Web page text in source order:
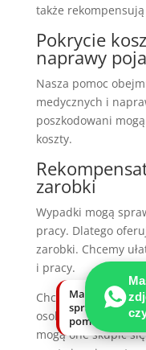
także rekompensują
Pokrycie
naprawy
Nasza pomoc
medycznych i
poszkodowani
koszty.
zarobki
Wypadki mogą
pracy. Dlatego
zarobki. Chcemy
i pracy.
Chcemy zapewnić
osobom
mogą one skupić
Masz szkodę
sprawdzimy
pomóc.